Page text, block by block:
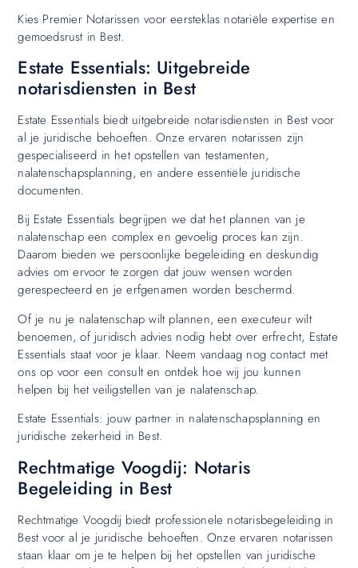
Kies Premier Notarissen voor eersteklas notariële expertise en
gemoedsrust in Best.
Estate Essentials: Uitgebreide
notarisdiensten in Best
Estate Essentials biedt uitgebreide notarisdiensten in Best voor
al je juridische behoeften. Onze ervaren notarissen zijn
gespecialiseerd in het opstellen van testamenten,
nalatenschapsplanning, en andere essentiële juridische
documenten.
Bij Estate Essentials begrijpen we dat het plannen van je
nalatenschap een complex en gevoelig proces kan zijn.
Daarom bieden we persoonlijke begeleiding en deskundig
advies om ervoor te zorgen dat jouw wensen worden
gerespecteerd en je erfgenamen worden beschermd.
Of je nu je nalatenschap wilt plannen, een executeur wilt
benoemen, of juridisch advies nodig hebt over erfrecht, Estate
Essentials staat voor je klaar. Neem vandaag nog contact met
ons op voor een consult en ontdek hoe wij jou kunnen
helpen bij het veiligstellen van je nalatenschap.
Estate Essentials: jouw partner in nalatenschapsplanning en
juridische zekerheid in Best.
Rechtmatige Voogdij: Notaris
Begeleiding in Best
Rechtmatige Voogdij biedt professionele notarisbegeleiding in
Best voor al je juridische behoeften. Onze ervaren notarissen
staan klaar om je te helpen bij het opstellen van juridische